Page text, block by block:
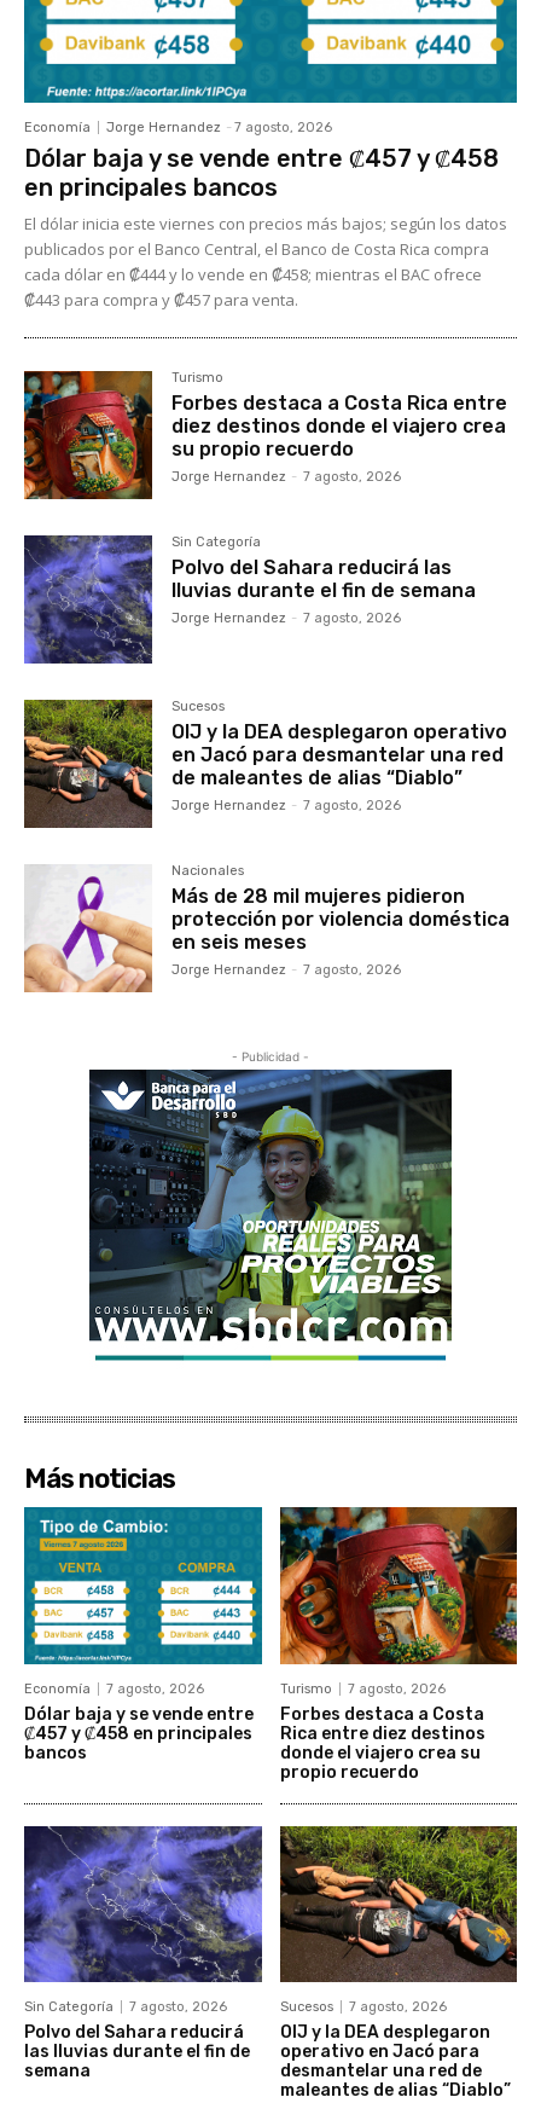
Economía Jorge Hernandez - 7 agosto, 2026
Dólar baja y se vende entre ₡457 y ₡458
en principales bancos
El dólar inicia este viernes con precios más bajos; según los datos
publicados por el Banco Central, el Banco de Costa Rica compra
cada dólar en ₡444 y lo vende en ₡458; mientras el BAC ofrece
₡443 para compra y ₡457 para venta.
Turismo
Forbes destaca a Costa Rica entre
diez destinos donde el viajero crea
su propio recuerdo
Jorge Hernandez - 7 agosto, 2026
Sin Categoría
Polvo del Sahara reducirá las
lluvias durante el fin de semana
Jorge Hernandez - 7 agosto, 2026
Sucesos
OIJ y la DEA desplegaron operativo
en Jacó para desmantelar una red
de maleantes de alias “Diablo”
Jorge Hernandez - 7 agosto, 2026
Nacionales
Más de 28 mil mujeres pidieron
protección por violencia doméstica
en seis meses
Jorge Hernandez - 7 agosto, 2026
- Publicidad -
Más noticias
Economía 7 agosto, 2026
Dólar baja y se vende entre
₡457 y ₡458 en principales
bancos
Turismo 7 agosto, 2026
Forbes destaca a Costa
Rica entre diez destinos
donde el viajero crea su
propio recuerdo
Sin Categoría 7 agosto, 2026
Polvo del Sahara reducirá
las lluvias durante el fin de
semana
Sucesos 7 agosto, 2026
OIJ y la DEA desplegaron
operativo en Jacó para
desmantelar una red de
maleantes de alias “Diablo”